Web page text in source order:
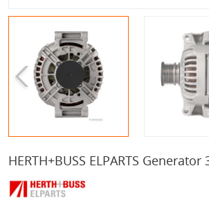
HERTH+BUSS ELPARTS Generator